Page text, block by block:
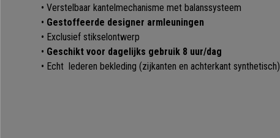
• Verstelbaar kantelmechanisme met balanssysteem
• Gestoffeerde designer armleuningen
• Exclusief stikselontwerp
• Geschikt voor dagelijks gebruik 8 uur/dag
• Echt lederen bekleding (zijkanten en achterkant synthetisch)